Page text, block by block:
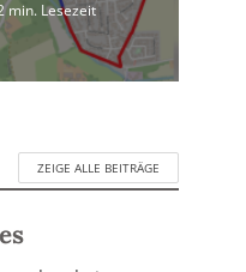
min. Lesezeit
ZEIGE ALLE BEITRÄGE